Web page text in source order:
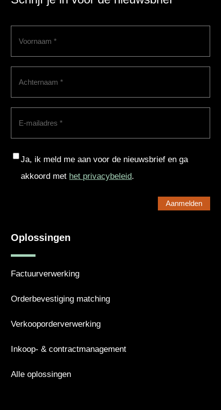
Consent
Ja, ik meld me aan voor de nieuwsbrief en ga
akkoord met het privacybeleid.
Oplossingen
Factuurverwerking
Orderbevestiging matching
Verkooporderverwerking
Inkoop- & contractmanagement
Alle oplossingen